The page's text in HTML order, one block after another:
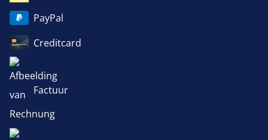
PayPal
Creditcard
Factuur